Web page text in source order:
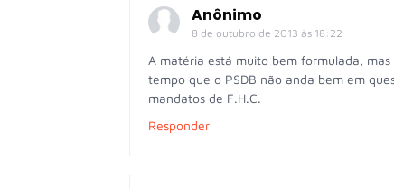
Anônimo
8 de outubro de 2013 às 18:22
A matéria está muito bem formulada,
tempo que o PSDB não anda bem em
mandatos de F.H.C.
Responder